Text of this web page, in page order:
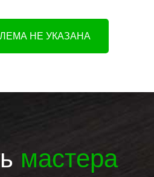
НЕ УКАЗАНА
мастера